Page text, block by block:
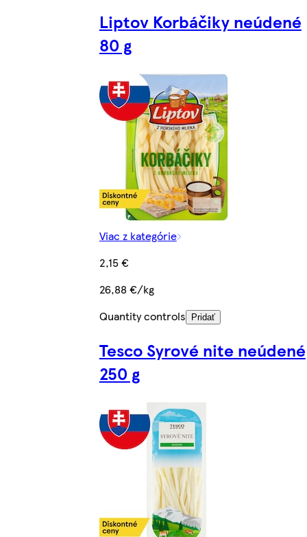
Liptov Korbáčiky neúdené
80 g
Viac z kategórie
2,15 €
26,88 €/kg
Quantity controls
Pridať
Tesco Syrové nite neúdené
250 g